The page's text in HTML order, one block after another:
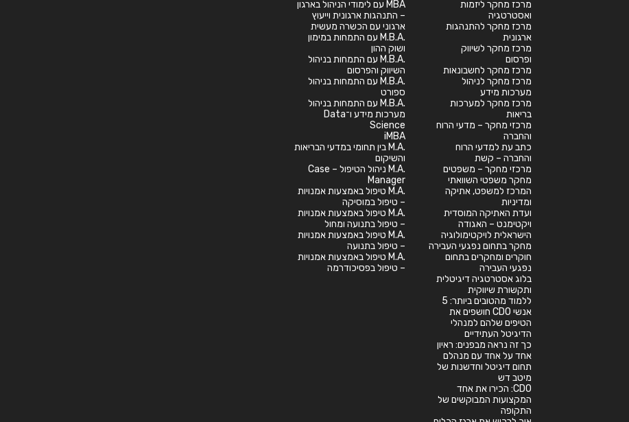
מרכז מחקר ליזמות
ואסטרטגיה
מרכז מחקר להתנהגות
ארגונית
מרכז מחקר לשיווק
ופרסום
מרכז מחקר לחשבונאות
מרכז מחקר לניהול
מערכות מידע
מרכז מחקר למערכות
בריאות
מרכזי מחקר – מדעי הרוח
והחברה
כתב עת למדעי הרוח
והחברה – קשת
מרכזי מחקר – משפטים
מחקר משפטי השוואתי
המרכז למשפט, אתיקה
ומדיניות
ועדת האתיקה המוסדית
ויקטימנט – האגודה
הישראלית לויקטימולוגיה
מחקר בתחום נפגעי העבירה
חוקרים ומחקרים בתחום
נפגעי העבירה
בלוג אסטרטגיה דיגיטלית
ותקשורת שיווקית
ללמוד מהטובים ביותר: 5
אנשי CDO חושפים את
הטיפים שלהם למנהלי
הדיגיטל העתידיים
כך זה נראה מבפנים: ראיון
אחד על אחד עם מנהלם
תחום דיגיטל וחדשנות של
מיטב דש
CDO: הכירו את אחד
המקצועות המבוקשים של
התקופה
MBA עם לימודי הניהול בארגון
– התנהגות ארגונית וייעוץ
ארגוני עם הכשרה מעשית
.M.B.A עם התמחות במימון
ושוק ההון
.M.B.A עם התמחות בניהול
השיווק והפרסום
.M.B.A עם התמחות בניהול
ספורט
.M.B.A עם התמחות בניהול
מערכות מידע ו־Data
Science
iMBA
.M.A בין תחומי במדעי הבריאות
והשיקום
.M.A ניהול הטיפול – Case
Manager
.M.A טיפול באמצעות אמנויות
– טיפול במוסיקה
.M.A טיפול באמצעות אמנויות
– טיפול בתנועה ומחול
.M.A טיפול באמצעות אמנויות
– טיפול בתנועה
.M.A טיפול באמצעות אמנויות
– טיפול בפסיכודרמה